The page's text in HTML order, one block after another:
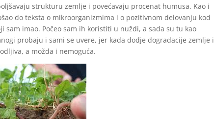
strukturu zemlje i povećavaju procenat humusa. Kao i
do teksta o mikroorganizmima i o pozitivnom delovanju kod
imao. Počeo sam ih koristiti u nuždi, a sada su tu kao
probaju i sami se uvere, jer kada dodje dogradacije zemlje i
a možda i nemoguća.